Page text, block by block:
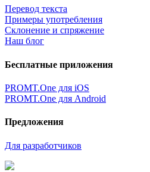
Перевод текста
Примеры употребления
Склонение и спряжение
Наш блог
Бесплатные приложения
PROMT.One для iOS
PROMT.One для Android
Предложения
Для разработчиков